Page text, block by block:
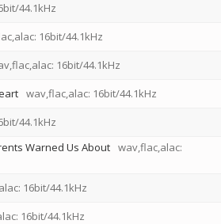
44.1kHz
16bit/44.1kHz
16bit/44.1kHz
wav,flac,alac: 16bit/44.1kHz
44.1kHz
Warned Us About wav,flac,alac:
16bit/44.1kHz
16bit/44.1kHz